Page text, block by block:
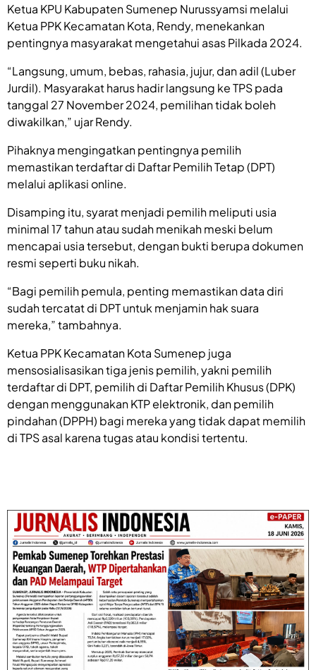
Ketua KPU Kabupaten Sumenep Nurussyamsi melalui
Ketua PPK Kecamatan Kota, Rendy, menekankan
pentingnya masyarakat mengetahui asas Pilkada 2024.
“Langsung, umum, bebas, rahasia, jujur, dan adil (Luber
Jurdil). Masyarakat harus hadir langsung ke TPS pada
tanggal 27 November 2024, pemilihan tidak boleh
diwakilkan,” ujar Rendy.
Pihaknya mengingatkan pentingnya pemilih
memastikan terdaftar di Daftar Pemilih Tetap (DPT)
melalui aplikasi online.
Disamping itu, syarat menjadi pemilih meliputi usia
minimal 17 tahun atau sudah menikah meski belum
mencapai usia tersebut, dengan bukti berupa dokumen
resmi seperti buku nikah.
“Bagi pemilih pemula, penting memastikan data diri
sudah tercatat di DPT untuk menjamin hak suara
mereka,” tambahnya.
Ketua PPK Kecamatan Kota Sumenep juga
mensosialisasikan tiga jenis pemilih, yakni pemilih
terdaftar di DPT, pemilih di Daftar Pemilih Khusus (DPK)
dengan menggunakan KTP elektronik, dan pemilih
pindahan (DPPH) bagi mereka yang tidak dapat memilih
di TPS asal karena tugas atau kondisi tertentu.